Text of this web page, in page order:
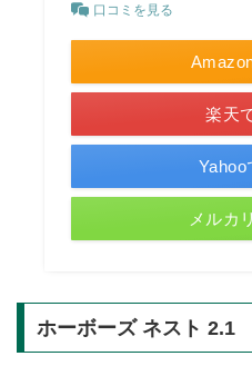
口コミを見る
楽天
Yahoo
メルカ
ホーボーズ ネスト 2.1